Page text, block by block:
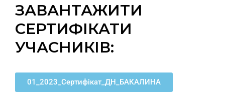
ЗАВАНТАЖИТИ
СЕРТИФІКАТИ
УЧАСНИКІВ:
01_2023_Сертифікат_ДН_БАКАЛИНА